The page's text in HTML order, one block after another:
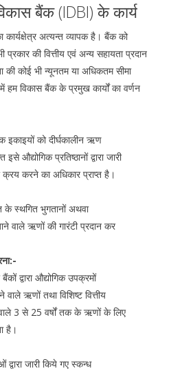
बैंक (IDBI) के कार्य
कार्यक्षेत्र अत्यन्त व्यापक है। बैंक को
प्रकार की वित्तीय एवं अन्य सहायता प्रदान
की कोई भी न्यूनतम या अधिकतम सीमा
में हम विकास बैंक के प्रमुख कार्यों का वर्णन
इकाइयों को दीर्घकालीन ऋण
औद्योगिक प्रतिष्ठानों द्वारा जारी
करने का अधिकार प्राप्त है।
के स्थगित भुगतानों अथवा
वाले ऋणों की गारंटी प्रदान कर
द्वारा औद्योगिक उपक्रमों
ऋणों तथा विशिष्ट वित्तीय
वाले 3 से 25 वर्षों तक के ऋणों के लिए
है।
जारी किये गए स्कन्ध